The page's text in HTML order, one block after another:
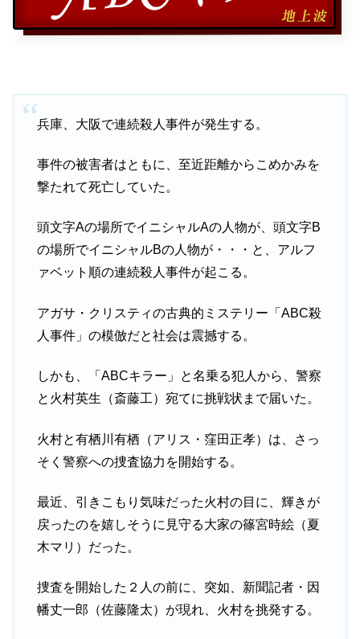
兵庫、大阪で連続殺人事件が発生する。
事件の被害者はともに、至近距離からこめかみを
撃たれて死亡していた。
頭文字Aの場所でイニシャルAの人物が、頭文字B
の場所でイニシャルBの人物が・・・と、アルフ
ァベット順の連続殺人事件が起こる。
アガサ・クリスティの古典的ミステリー「ABC殺
人事件」の模倣だと社会は震撼する。
しかも、「ABCキラー」と名乗る犯人から、警察
と火村英生（斎藤工）宛てに挑戦状まで届いた。
火村と有栖川有栖（アリス・窪田正孝）は、さっ
そく警察への捜査協力を開始する。
最近、引きこもり気味だった火村の目に、輝きが
戻ったのを嬉しそうに見守る大家の篠宮時絵（夏
木マリ）だった。
捜査を開始した２人の前に、突如、新聞記者・因
幡丈一郎（佐藤隆太）が現れ、火村を挑発する。